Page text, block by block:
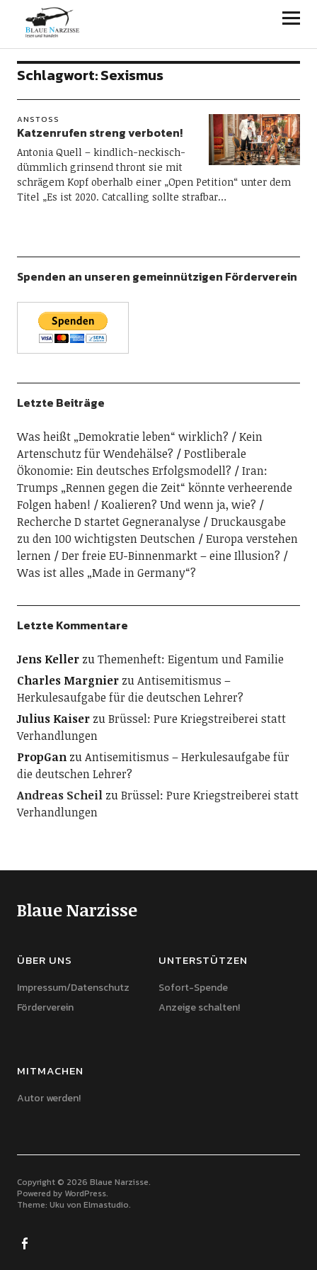
Blaue Narzisse
Schlagwort:Sexismus
ANSTOSS
Katzenrufen streng verboten!
Antonia Quell – kindlich-neckisch-
dümmlich grinsend thront sie mit
schrägem Kopf oberhalb einer „Open Petition“ unter dem
Titel „Es ist 2020. Catcalling sollte strafbar…
Spenden an unseren gemeinnützigen Förderverein
Letzte Beiträge
Was heißt „Demokratie leben“ wirklich?
Kein
Artenschutz für Wendehälse?
Postliberale
Ökonomie: Ein deutsches Erfolgsmodell?
Iran:
Trumps „Rennen gegen die Zeit“ könnte verheerende
Folgen haben!
Koalieren? Und wenn ja, wie?
Recherche D startet Gegneranalyse
Druckausgabe
zu den 100 wichtigsten Deutschen
Europa verstehen
lernen
Der freie EU-Binnenmarkt – eine Illusion?
Was ist alles „Made in Germany“?
Letzte Kommentare
Jens KellerzuThemenheft: Eigentum und Familie
Charles MargnierzuAntisemitismus –
Herkulesaufgabe für die deutschen Lehrer?
Julius KaiserzuBrüssel: Pure Kriegstreiberei statt
Verhandlungen
PropGanzuAntisemitismus – Herkulesaufgabe für
die deutschen Lehrer?
Andreas ScheilzuBrüssel: Pure Kriegstreiberei statt
Verhandlungen
Blaue Narzisse
ÜBER UNS
Impressum/Datenschutz
Förderverein
UNTERSTÜTZEN
Sofort-Spende
Anzeige schalten!
MITMACHEN
Autor werden!
Copyright © 2026 Blaue Narzisse
Powered by WordPress
Theme: Uku von Elmastudio